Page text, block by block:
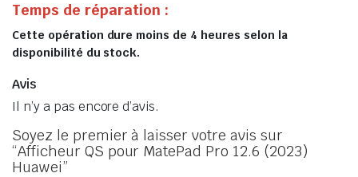
Temps de réparation :
Cette opération dure moins de 4 heures selon la
disponibilité du stock.
Avis
Il n’y a pas encore d’avis.
Soyez le premier à laisser votre avis sur
“Afficheur QS pour MatePad Pro 12.6 (2023)
Huawei”